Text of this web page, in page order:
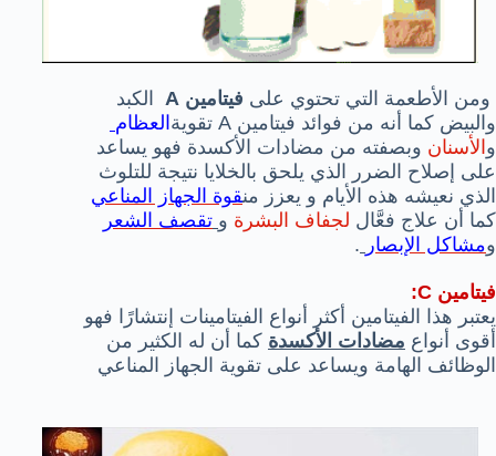
ومن الأطعمة التي تحتوي على فيتامين A
الكبد
والبيض كما أنه من فوائد فيتامين A تقوية
العظام
و الأسنان وبصفته من مضادات الأكسدة فهو يساعد
على إصلاح الضرر الذي يلحق بالخلايا نتيجة للتلوث
الذي نعيشه هذه الأيام و يعزز منقوة الجهاز المناعي
كما أن علاج فعَّال لجفاف البشرة و تقصف الشعر
ومشاكل الإبصار .
فيتامين C:
يعتبر هذا الفيتامين أكثر أنواع الفيتامينات إنتشارًا فهو
أقوى أنواع مضادات الأكسدة كما أن له الكثير من
الوظائف الهامة ويساعد على تقوية الجهاز المناعي